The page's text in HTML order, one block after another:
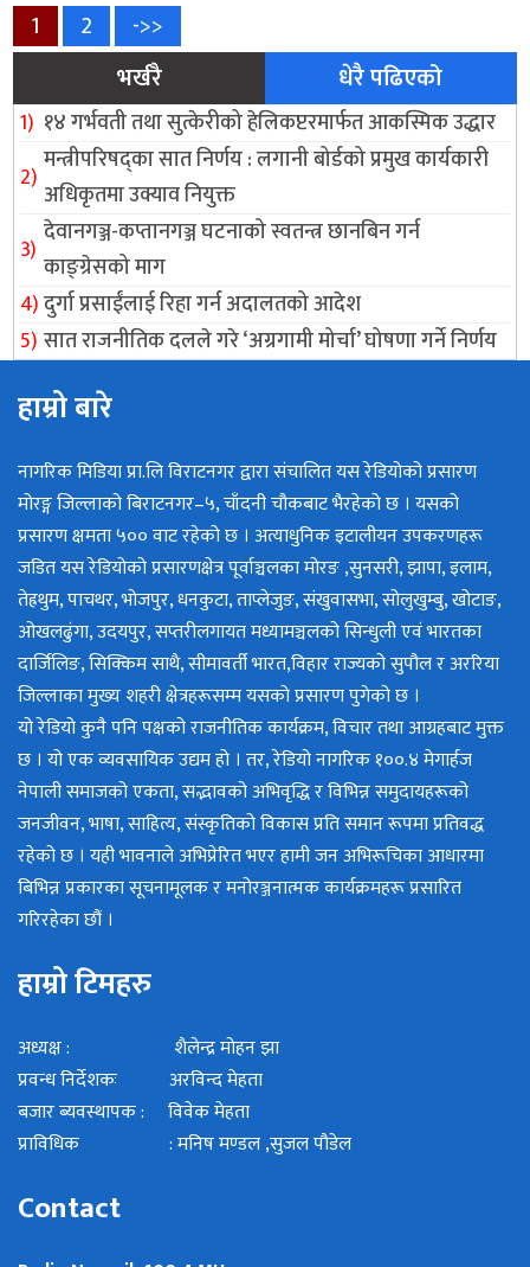
Posts
pagination
Page
1 Page
2
->>
भर्खरै
धेरै पढिएको
१४ गर्भवती तथा सुत्केरीको हेलिकप्टरमार्फत आकस्मिक उद्धार
मन्त्रीपरिषद्का सात निर्णय : लगानी बोर्डको प्रमुख कार्यकारी
अधिकृतमा उक्याव नियुक्त
देवानगञ्ज-कप्तानगञ्ज घटनाको स्वतन्त्र छानबिन गर्न
काङ्ग्रेसको माग
दुर्गा प्रसाईंलाई रिहा गर्न अदालतको आदेश
सात राजनीतिक दलले गरे ‘अग्रगामी मोर्चा’ घोषणा गर्ने निर्णय
हाम्रो बारे
नागरिक मिडिया प्रा.लि विराटनगर द्वारा संचालित यस रेडियोको प्रसारण
मोरङ्ग जिल्लाको बिराटनगर–५, चाँदनी चौकबाट भैरहेको छ । यसको
प्रसारण क्षमता ५०० वाट रहेको छ । अत्याधुनिक इटालीयन उपकरणहरू
जडित यस रेडियोको प्रसारणक्षेत्र पूर्वाञ्चलका मोरङ ,सुनसरी, झापा, इलाम,
तेह्रथुम, पाचथर, भोजपुर, धनकुटा, ताप्लेजुङ, संखुवासभा, सोलुखुम्बु, खोटाङ,
ओखलढुंगा, उदयपुर, सप्तरीलगायत मध्यामञ्चलको सिन्धुली एवं भारतका
दार्जिलिङ, सिक्किम साथै, सीमावर्ती भारत,विहार राज्यको सुपौल र अररिया
जिल्लाका मुख्य शहरी क्षेत्रहरूसम्म यसको प्रसारण पुगेको छ ।
यो रेडियो कुनै पनि पक्षको राजनीतिक कार्यक्रम, विचार तथा आग्रहबाट मुक्त
छ । यो एक व्यवसायिक उद्यम हो । तर, रेडियो नागरिक १००.४ मेगार्हज
नेपाली समाजको एकता, सद्भावको अभिवृद्धि र विभिन्न समुदायहरूको
जनजीवन, भाषा, साहित्य, संस्कृतिको विकास प्रति समान रूपमा प्रतिवद्ध
रहेको छ । यही भावनाले अभिप्रेरित भएर हामी जन अभिरूचिका आधारमा
बिभिन्न प्रकारका सूचनामूलक र मनोरञ्जनात्मक कार्यक्रमहरू प्रसारित
गरिरहेका छौं ।
हाम्रो टिमहरु
अध्यक्ष : शैलेन्द्र मोहन झा
प्रवन्ध निर्देशकः अरविन्द मेहता
बजार ब्यवस्थापक : विवेक मेहता
प्राविधिक : मनिष मण्डल ,सुजल पौडेल
Contact